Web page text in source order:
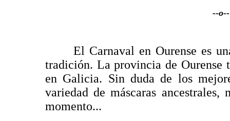
--o--
El Carnaval en Ourense es
tradición. La provincia de Ourense
en Galicia. Sin duda de los
variedad de máscaras
momento...